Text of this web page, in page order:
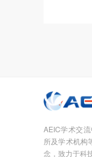
AEIC学术交
所及学术机构
念，致力于科